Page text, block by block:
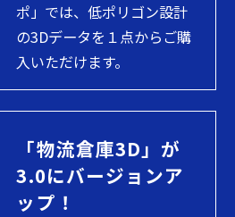
ポ」では、低ポリゴン設計
の3Dデータを１点からご購
入いただけます。
「物流倉庫3D」が
3.0にバージョンア
ップ！